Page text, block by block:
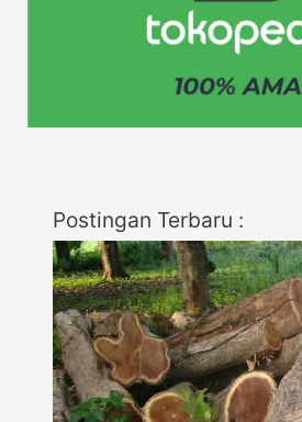
Postingan Terbaru :